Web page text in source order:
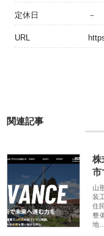
定休日 －
URL
関連記事
株
市
山
装
住
整
地…